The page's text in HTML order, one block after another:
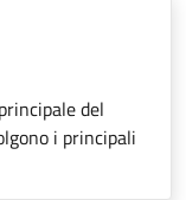
del
i principali